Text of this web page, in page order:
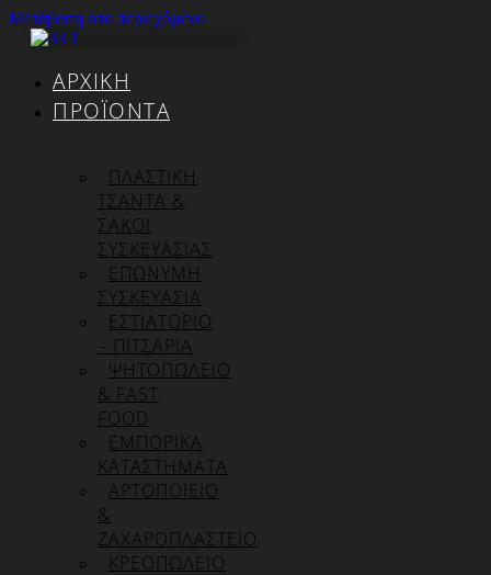
Μετάβαση στο περιεχόμενο
ΑΡΧΙΚΉ
ΠΡΟΪΌΝΤΑ
ΠΛΑΣΤΙΚΗ
ΤΣΑΝΤΑ &
ΣΑΚΟΙ
ΣΥΣΚΕΥΑΣΙΑΣ
ΕΠΏΝΥΜΗ
ΣΥΣΚΕΥΑΣΊΑ
ΕΣΤΙΑΤΟΡΙΟ
– ΠΙΤΣΑΡΙΑ
ΨΗΤΟΠΩΛΕΙΟ
& FAST
FOOD
ΕΜΠΟΡΙΚΑ
ΚΑΤΑΣΤΗΜΑΤΑ
ΑΡΤΟΠΟΙΕΙΟ
&
ΖΑΧΑΡΟΠΛΑΣΤΕΙΟ
ΚΡΕΟΠΩΛΕΙΟ